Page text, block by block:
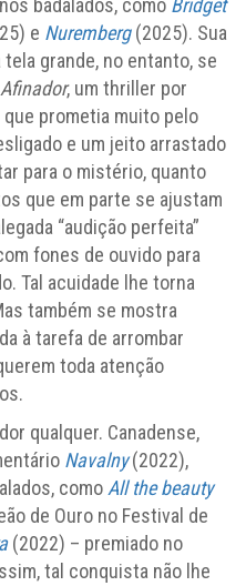
badalados, como Bridget
e Nuremberg(2025). Sua
grande, no entanto, se
, um thriller por
prometia muito pelo
e um jeito arrastado
para o mistério, quanto
que em parte se ajustam
“audição perfeita”
fones de ouvido para
Tal acuidade lhe torna
também se mostra
à tarefa de arrombar
toda atenção
qualquer. Canadense,
Navalny(2022),
como All the beauty
de Ouro no Festival de
(2022) – premiado no
tal conquista não lhe